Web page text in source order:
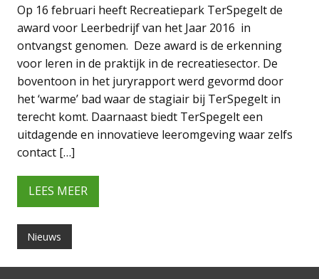
Op 16 februari heeft Recreatiepark TerSpegelt de
award voor Leerbedrijf van het Jaar 2016 in
ontvangst genomen. Deze award is de erkenning
voor leren in de praktijk in de recreatiesector. De
boventoon in het juryrapport werd gevormd door
het ‘warme’ bad waar de stagiair bij TerSpegelt in
terecht komt. Daarnaast biedt TerSpegelt een
uitdagende en innovatieve leeromgeving waar zelfs
contact […]
LEES MEER
Nieuws